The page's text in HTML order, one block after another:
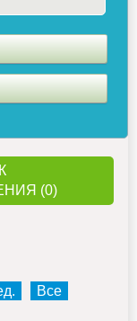
(0)
Все